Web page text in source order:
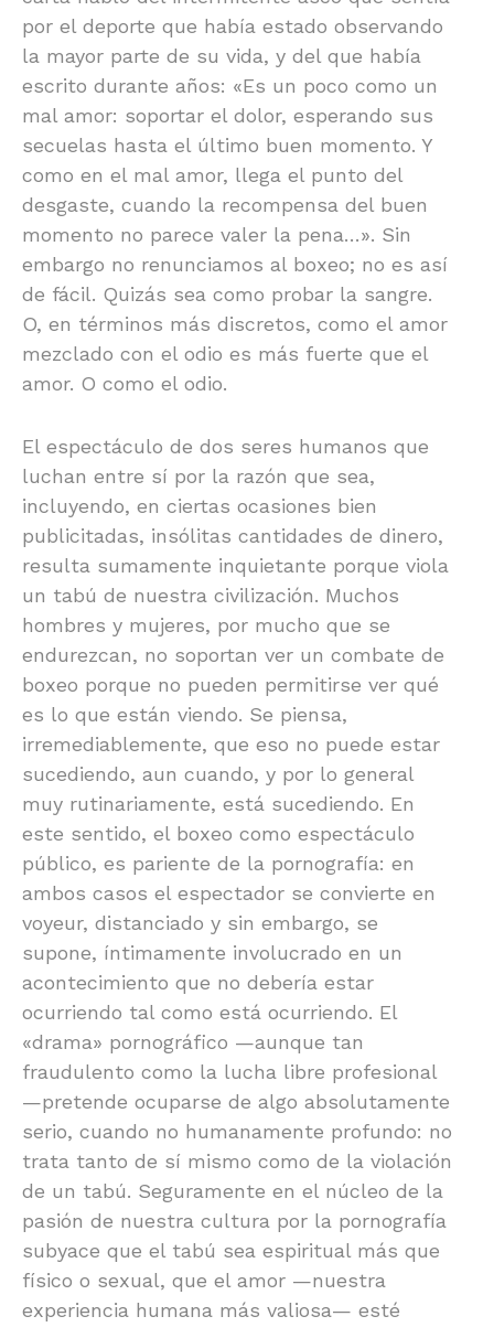
por el deporte que había estado observando
la mayor parte de su vida, y del que había
escrito durante años: «Es un poco como un
mal amor: soportar el dolor, esperando sus
secuelas hasta el último buen momento. Y
como en el mal amor, llega el punto del
desgaste, cuando la recompensa del buen
momento no parece valer la pena…». Sin
embargo no renunciamos al boxeo; no es así
de fácil. Quizás sea como probar la sangre.
O, en términos más discretos, como el amor
mezclado con el odio es más fuerte que el
amor. O como el odio.
El espectáculo de dos seres humanos que
luchan entre sí por la razón que sea,
incluyendo, en ciertas ocasiones bien
publicitadas, insólitas cantidades de dinero,
resulta sumamente inquietante porque viola
un tabú de nuestra civilización. Muchos
hombres y mujeres, por mucho que se
endurezcan, no soportan ver un combate de
boxeo porque no pueden permitirse ver qué
es lo que están viendo. Se piensa,
irremediablemente, que eso no puede estar
sucediendo, aun cuando, y por lo general
muy rutinariamente, está sucediendo. En
este sentido, el boxeo como espectáculo
público, es pariente de la pornografía: en
ambos casos el espectador se convierte en
voyeur, distanciado y sin embargo, se
supone, íntimamente involucrado en un
acontecimiento que no debería estar
ocurriendo tal como está ocurriendo. El
«drama» pornográfico —aunque tan
fraudulento como la lucha libre profesional
—pretende ocuparse de algo absolutamente
serio, cuando no humanamente profundo: no
trata tanto de sí mismo como de la violación
de un tabú. Seguramente en el núcleo de la
pasión de nuestra cultura por la pornografía
subyace que el tabú sea espiritual más que
físico o sexual, que el amor —nuestra
experiencia humana más valiosa— esté